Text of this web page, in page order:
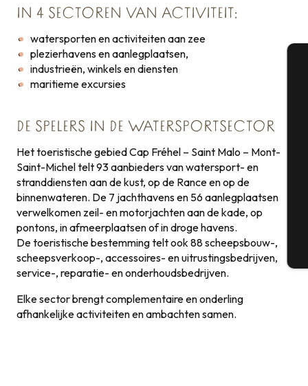
IN 4 SECTOREN VAN ACTIVITEIT:
watersporten en activiteiten aan zee
plezierhavens en aanlegplaatsen,
industrieën, winkels en diensten
maritieme excursies
DE SPELERS IN DE WATERSPORTSECTOR
Het toeristische gebied Cap Fréhel – Saint Malo – Mont-
Saint-Michel telt 93 aanbieders van watersport- en
stranddiensten aan de kust, op de Rance en op de
binnenwateren. De 7 jachthavens en 56 aanlegplaatsen
verwelkomen zeil- en motorjachten aan de kade, op
pontons, in afmeerplaatsen of in droge havens.
De toeristische bestemming telt ook 88 scheepsbouw-,
scheepsverkoop-, accessoires- en uitrustingsbedrijven,
service-, reparatie- en onderhoudsbedrijven.
Elke sector brengt complementaire en onderling
afhankelijke activiteiten en ambachten samen.